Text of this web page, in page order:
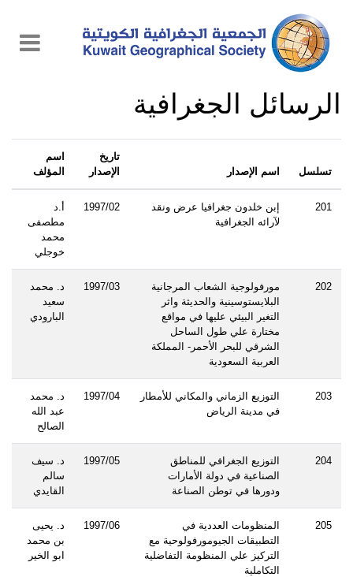
الرسائل الجغرافية
تسلسل اسم الإصدار
تاريخ
الإصدار
اسم
المؤلف
201
إبن خلدون جغرافيا عرض ونقد
لآرائه الجغرافية
1997/02
أ.د
مطصفى
محمد
خوجلي
202
مورفولوجية الشعاب المرجانية
البلايستوسينية والحديثة واثر
التغير البيئي عليها في مواقع
مختارة علي طول الساحل
الشرقي للبحر الأحمر- المملكة
العربية السعودية
1997/03
د. محمد
سعيد
البارودي
203
التوزيع الزماني والمكاني للأمطار
في مدينة الرياض
1997/04
د. محمد
عبد الله
الصالح
204
التوزيع الجغرافي للمناطق
الصناعية في دولة الأمارات
ودورها في توطن الصناعة
1997/05
د. سيف
سالم
القايدي
205
المنظومات العددية في
التطبيقات الجيومورفولوحية مع
التركيز علي المنظومة التفاضلية
التكاملية
1997/06
د. يحيى
بن محمد
ابو الخير